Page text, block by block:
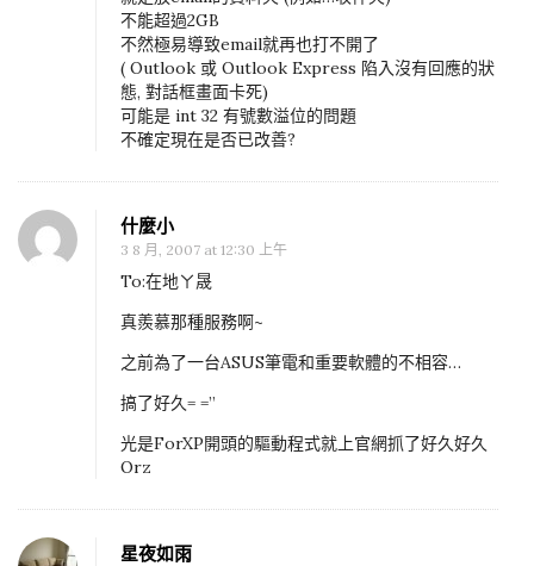
不能超過2GB
不然極易導致email就再也打不開了
( Outlook 或 Outlook Express 陷入沒有回應的狀
態, 對話框畫面卡死)
可能是 int 32 有號數溢位的問題
不確定現在是否已改善?
什麼小
3 8 月, 2007 at 12:30 上午
To:在地ㄚ晟
真羨慕那種服務啊~
之前為了一台ASUS筆電和重要軟體的不相容…
搞了好久= =”
光是ForXP開頭的驅動程式就上官網抓了好久好久
Orz
星夜如雨